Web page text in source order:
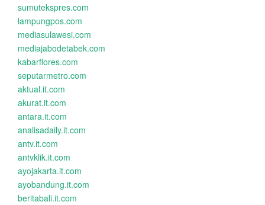
sumutekspres.com
lampungpos.com
mediasulawesi.com
mediajabodetabek.com
kabarflores.com
seputarmetro.com
aktual.it.com
akurat.it.com
antara.it.com
analisadaily.it.com
antv.it.com
antvklik.it.com
ayojakarta.it.com
ayobandung.it.com
beritabali.it.com